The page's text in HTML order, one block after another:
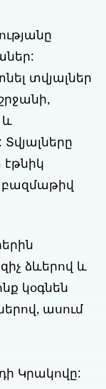
տվյալներ
և
ձևերով և
կօգնեն
ասում
Կրակովը: